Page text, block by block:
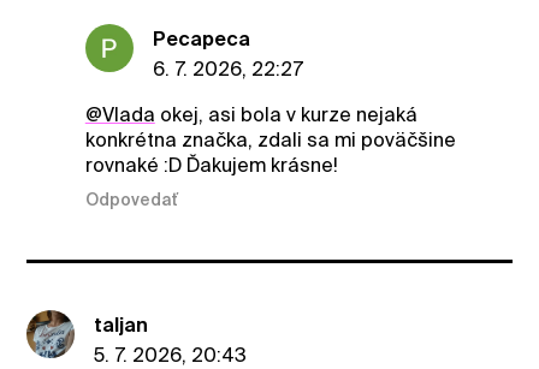
Pecapeca
6. 7. 2026, 22:27
@Vlada okej, asi bola v kurze nejaká
konkrétna značka, zdali sa mi poväčšine
rovnaké :D Ďakujem krásne!
Odpovedať
taljan
5. 7. 2026, 20:43